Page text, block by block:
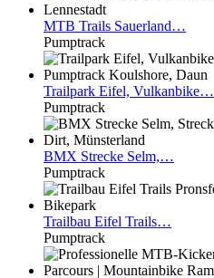
MTB Trails Sauerland…
Pumptrack
Trailpark Eifel, Vulkanbike…
Pumptrack
BMX Strecke Selm,…
Pumptrack
Trailbau Eifel Trails…
Pumptrack